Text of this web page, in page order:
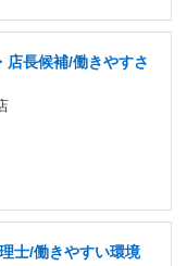
店長候補/働きやすさ
士/働きやすい環境